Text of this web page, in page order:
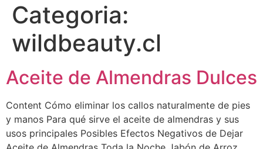
Categoria:
wildbeauty.cl
Aceite de Almendras Dulces
Content Cómo eliminar los callos naturalmente de pies
y manos Para qué sirve el aceite de almendras y sus
usos principales Posibles Efectos Negativos de Dejar